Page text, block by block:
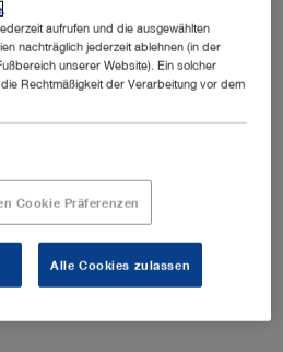
aufrufen und die ausgewählten
nachträglich jederzeit ablehnen (in der
unserer Website). Ein solcher
Rechtmäßigkeit der Verarbeitung vor dem
Cookie Präferenzen
Alle Cookies zulassen